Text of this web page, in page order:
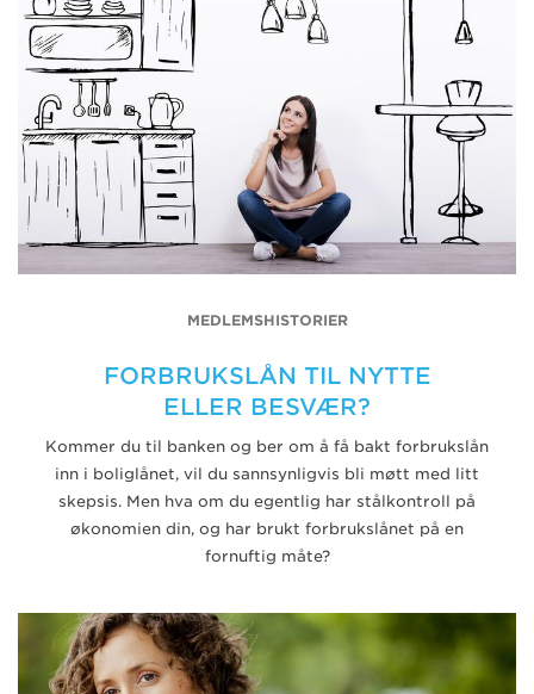
MEDLEMSHISTORIER
FORBRUKSLÅN TIL NYTTE
ELLER BESVÆR?
Kommer du til banken og ber om å få bakt forbrukslån
inn i boliglånet, vil du sannsynligvis bli møtt med litt
skepsis. Men hva om du egentlig har stålkontroll på
økonomien din, og har brukt forbrukslånet på en
fornuftig måte?